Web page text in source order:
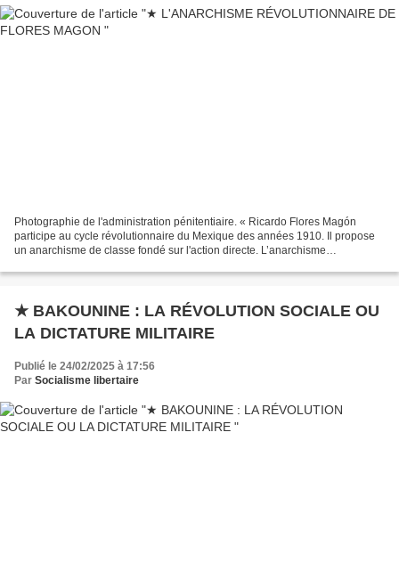
Photographie de l'administration pénitentiaire. « Ricardo Flores Magón
participe au cycle révolutionnaire du Mexique des années 1910. Il propose
un anarchisme de classe fondé sur l'action directe. L’anarchisme
★ BAKOUNINE : LA RÉVOLUTION SOCIALE OU
LA DICTATURE MILITAIRE
Publié le 24/02/2025 à 17:56
Par Socialisme libertaire